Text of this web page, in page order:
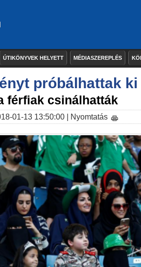
ÚTIKÖNYVEK HELYETT MÉDIASZEREPLÉS
próbálhattak
férfiak csinálhatták
01-13 13:50:00 | Nyomtatás